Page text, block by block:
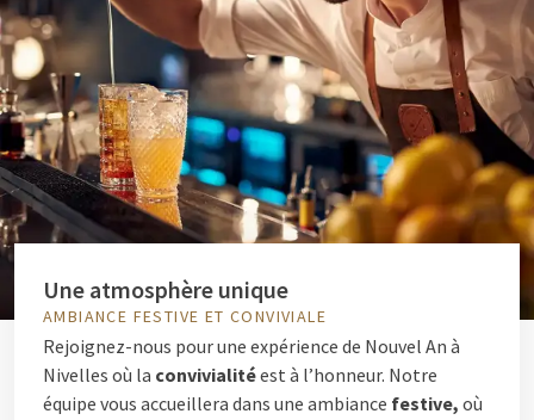
Une atmosphère unique
AMBIANCE FESTIVE ET CONVIVIALE
Rejoignez-nous pour une expérience de Nouvel An à
Nivelles où la convivialitéest à l’honneur. Notre
équipe vous accueillera dans une ambiance festive, où